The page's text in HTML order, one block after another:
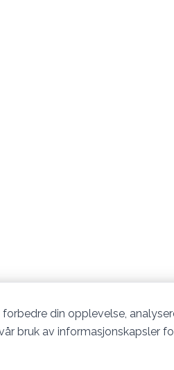
din opplevelse,
bruk av informasjonskapsler